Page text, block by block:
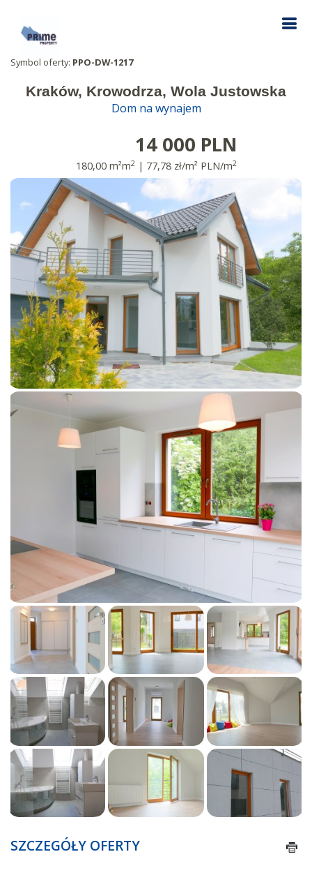
Symbol oferty: PPO-DW-1217
Kraków, Krowodrza, Wola Justowska
Dom na wynajem
14 000 PLN
180,00 m²m2| 77,78 zł/m² PLN/m2
SZCZEGÓŁY OFERTY